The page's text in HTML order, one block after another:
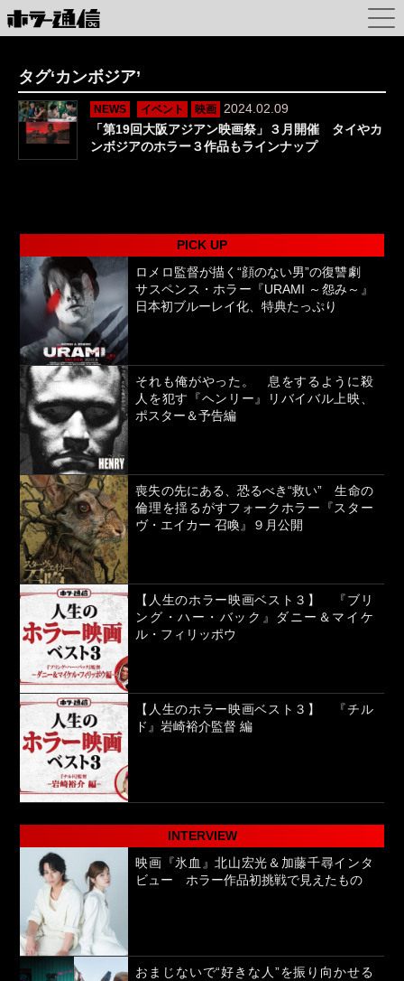
タグ‘カンボジア’
NEWS イベント 映画
2024.02.09
「第19回大阪アジアン映画祭」３月開催 タイやカ
ンボジアのホラー３作品もラインナップ
PICK UP
ロメロ監督が描く“顔のない男”の復讐劇
サスペンス・ホラー『URAMI ～怨み～』
日本初ブルーレイ化、特典たっぷり
それも俺がやった。 息をするように殺
人を犯す『ヘンリー』リバイバル上映、
ポスター＆予告編
喪失の先にある、恐るべき“救い” 生命の
倫理を揺るがすフォークホラー『スター
ヴ・エイカー 召喚』９月公開
【人生のホラー映画ベスト３】 『ブリ
ング・ハー・バック』ダニー＆マイケ
ル・フィリッポウ
【人生のホラー映画ベスト３】 『チル
ド』岩崎裕介監督 編
INTERVIEW
映画『氷血』北山宏光＆加藤千尋インタ
ビュー ホラー作品初挑戦で見えたもの
おまじないで“好きな人”を振り向かせる